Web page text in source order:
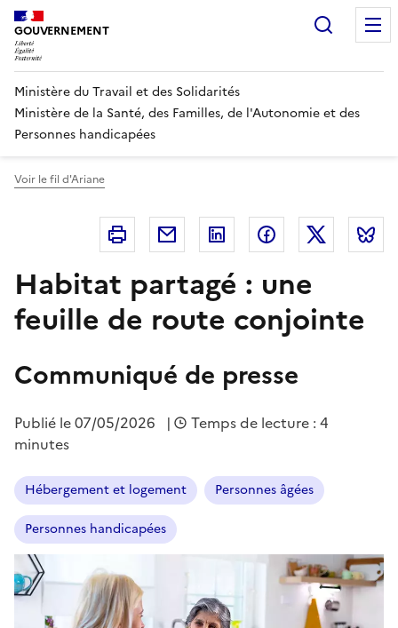
Panneau de gestion des cookies
GOUVERNEMENT
Ministère du Travail et des Solidarités
Ministère de la Santé, des Familles, de l'Autonomie et des
Personnes handicapées
Voir le fil d'Ariane
Imprimer Courriel Linkedin FacebookTwitter
Habitat partagé : une
feuille de route conjointe
Communiqué de presse
Publié le07/05/2026 |
Temps de lecture : 4
minutes
Hébergement et logement Personnes âgées
Personnes handicapées